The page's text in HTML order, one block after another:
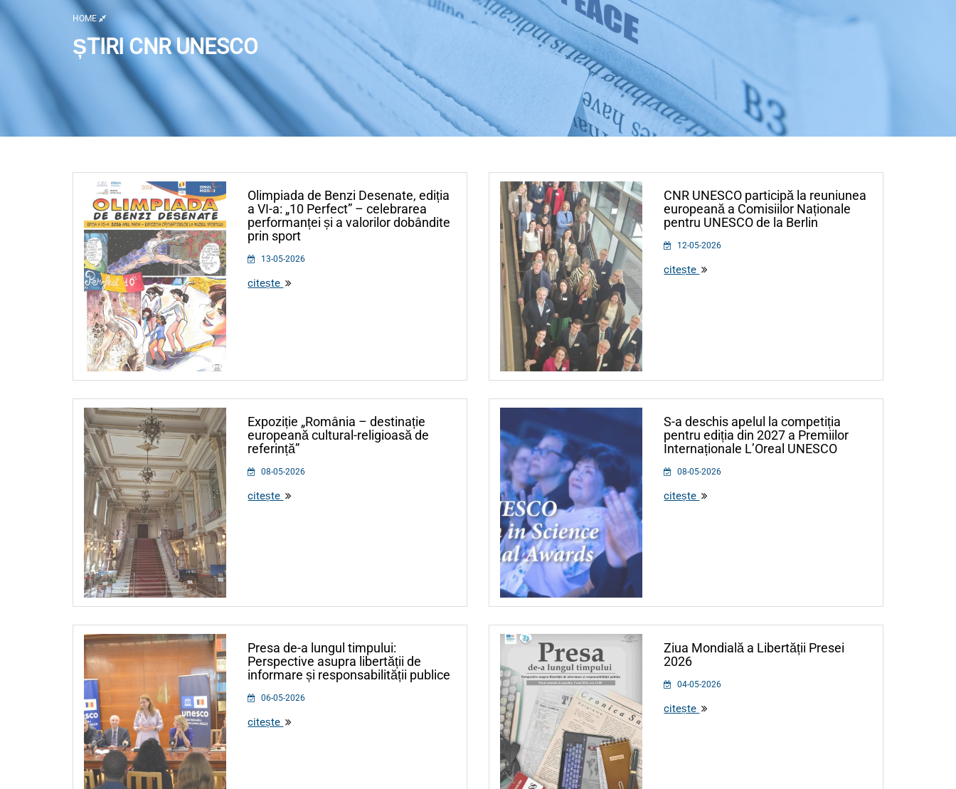
HOME
ȘTIRI CNR UNESCO
Listă activități
Olimpiada de Benzi Desenate, ediția
a VI-a: „10 Perfect” – celebrarea
performanței și a valorilor dobândite
prin sport
13-05-2026
citește
CNR UNESCO participă la reuniunea
europeană a Comisiilor Naționale
pentru UNESCO de la Berlin
12-05-2026
citește
Expoziție „România – destinație
europeană cultural-religioasă de
referință”
08-05-2026
citește
S-a deschis apelul la competiția
pentru ediția din 2027 a Premiilor
Internaționale L’Oreal UNESCO
08-05-2026
citește
Presa de-a lungul timpului:
Perspective asupra libertății de
informare și responsabilității publice
06-05-2026
citește
Ziua Mondială a Libertății Presei
2026
04-05-2026
citește